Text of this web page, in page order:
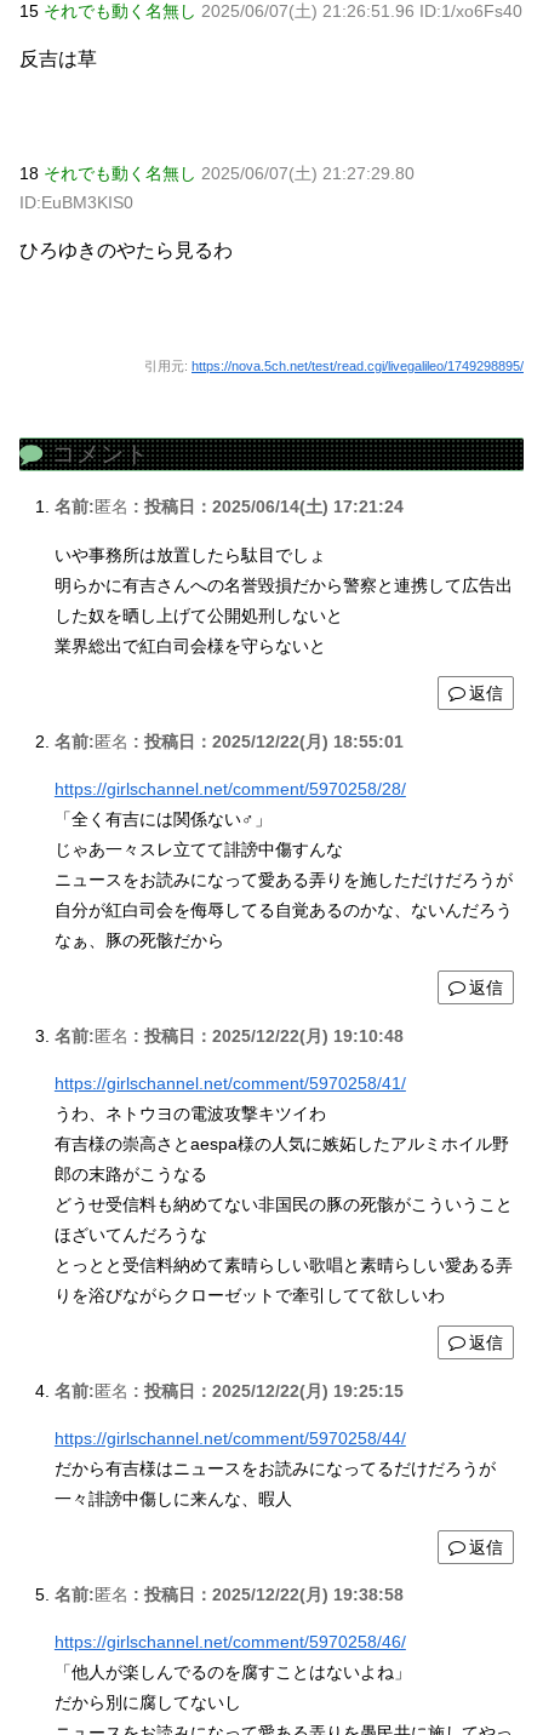
15 それでも動く名無し 2025/06/07(土) 21:26:51.96 ID:1/xo6Fs40
反吉は草
18 それでも動く名無し 2025/06/07(土) 21:27:29.80
ID:EuBM3KIS0
ひろゆきのやたら見るわ
引用元: https://nova.5ch.net/test/read.cgi/livegalileo/1749298895/
コメント
名前:匿名 : 投稿日：2025/06/14(土) 17:21:24
いや事務所は放置したら駄目でしょ
明らかに有吉さんへの名誉毀損だから警察と連携して広告出
した奴を晒し上げて公開処刑しないと
業界総出で紅白司会様を守らないと
返信
名前:匿名 : 投稿日：2025/12/22(月) 18:55:01
https://girlschannel.net/comment/5970258/28/
「全く有吉には関係ない‍♂️」
じゃあ一々スレ立てて誹謗中傷すんな
ニュースをお読みになって愛ある弄りを施しただけだろうが
自分が紅白司会を侮辱してる自覚あるのかな、ないんだろう
なぁ、豚の死骸だから
返信
名前:匿名 : 投稿日：2025/12/22(月) 19:10:48
https://girlschannel.net/comment/5970258/41/
うわ、ネトウヨの電波攻撃キツイわ
有吉様の崇高さとaespa様の人気に嫉妬したアルミホイル野
郎の末路がこうなる
どうせ受信料も納めてない非国民の豚の死骸がこういうこと
ほざいてんだろうな
とっとと受信料納めて素晴らしい歌唱と素晴らしい愛ある弄
りを浴びながらクローゼットで牽引してて欲しいわ
返信
名前:匿名 : 投稿日：2025/12/22(月) 19:25:15
https://girlschannel.net/comment/5970258/44/
だから有吉様はニュースをお読みになってるだけだろうが
一々誹謗中傷しに来んな、暇人
返信
名前:匿名 : 投稿日：2025/12/22(月) 19:38:58
https://girlschannel.net/comment/5970258/46/
「他人が楽しんでるのを腐すことはないよね」
だから別に腐してないし